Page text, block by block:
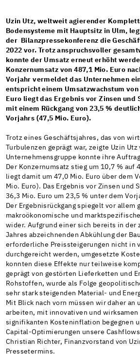
Uzin Utz, weltweit agierender
Bodensysteme mit Hauptsitz in Ulm,
der Bilanzpressekonferenz die
2022 vor. Trotz anspruchsvoller
konnte der Umsatz erneut erhöht
Konzernumsatz von 487,1 Mio. Euro
Vorjahr vermeldet das Unternehmen
entspricht einem Umsatzwachstum von
Euro liegt das Ergebnis vor Zinsen und
mit einem Rückgang von 23,5 %
Vorjahrs (47,5 Mio. Euro).
Trotz eines Geschäftsjahres, das von
Turbulenzen geprägt war, zeigte Uzin
Unternehmensgruppe konnte ihre
Der Konzernumsatz stieg um 10,7 % auf
liegt damit um 47,0 Mio. Euro über dem
Mio. Euro). Das Ergebnis vor Zinsen und
36,3 Mio. Euro um 23,5 % unter dem
Der Ergebnisrückgang spiegelt vor allem
makroökonomische und
wider. Aufgrund einer sich bereits in der
Jahres abzeichnenden Abkühlung der
erforderliche Preissteigerungen nicht in
durchgereicht werden, umgesetzte
konnten diese Effekte nur teilweise
geprägt von gestörten Lieferketten und
Rohstoffen, wurde als Folge
sehr stark steigenden Material- und
Mit Blick nach vorn müssen wir daher an
arbeiten, mit innovativen und wirksamen
signifikanten Kosteninflation begegnen
Capital-Optimierungen unsere
Christian Richter, Finanzvorstand von
Pressetermins.